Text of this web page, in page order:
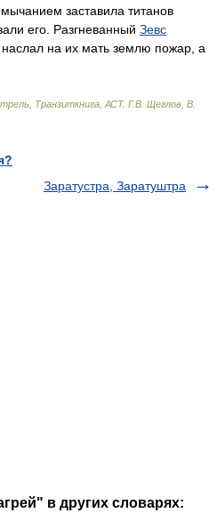
заставила титанов
его. Разгневанный Зевс
наслал на их мать землю пожар, а
Транзиткнига, АСТ. Г.В. Щеглов, В.
Заратустра, Заратуштра
в других словарях: